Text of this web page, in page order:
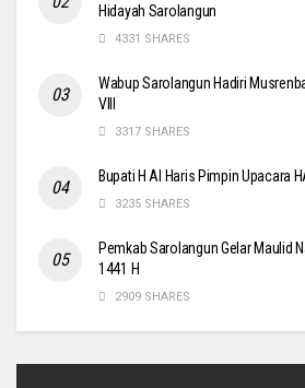
Hidayah Sarolangun
4331 SHARES
Wabup Sarolangun Hadiri
VIII
3317 SHARES
Bupati H Al Haris Pimpin Upacara
3235 SHARES
Pemkab Sarolangun Gelar Maulid
1441 H
2909 SHARES